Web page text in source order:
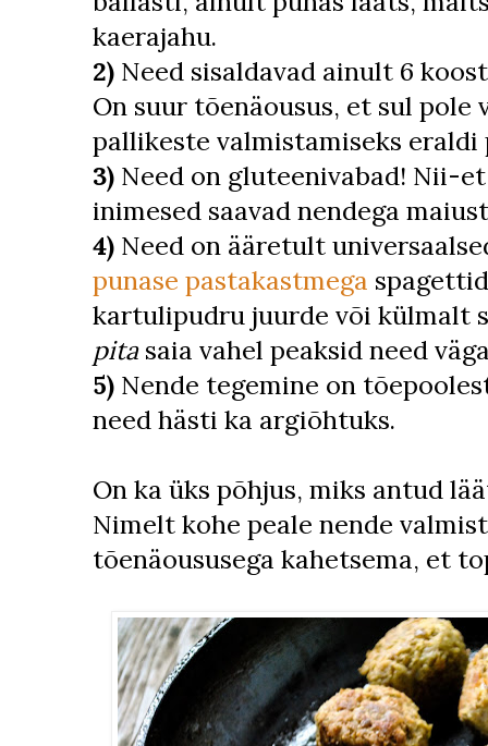
kaerajahu.
2) Need sisaldavad ainult 6
On suur tõenäousus, et sul pole
pallikeste valmistamiseks eraldi
3) Need on gluteenivabad! Nii-
inimesed saavad nendega
4) Need on ääretult
punase pastakastmega
kartulipudru juurde või külmalt
pitasaia vahel peaksid need
5) Nende tegemine on
need hästi ka argiõhtuks.
On ka üks põhjus, miks antud
Nimelt kohe peale nende
tõenäoususega kahetsema, et